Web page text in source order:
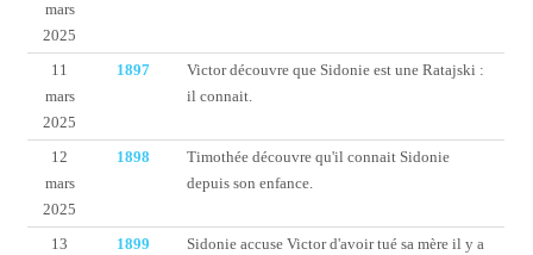
mars
2025
11
mars
2025
1897
Victor découvre que Sidonie est une Ratajski :
il connait.
12
mars
2025
1898
Timothée découvre qu'il connait Sidonie
depuis son enfance.
13
1899
Sidonie accuse Victor d'avoir tué sa mère il y a